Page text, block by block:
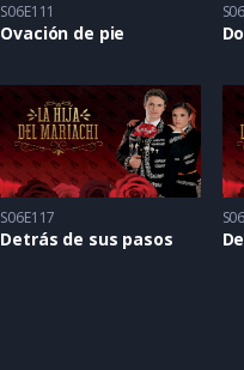
S06E111
Ovación de pie
S06E117
Detrás de sus pasos